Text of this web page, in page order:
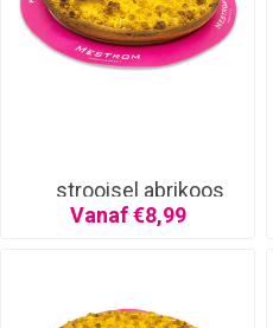
strooisel abrikoos
Vanaf €8,99